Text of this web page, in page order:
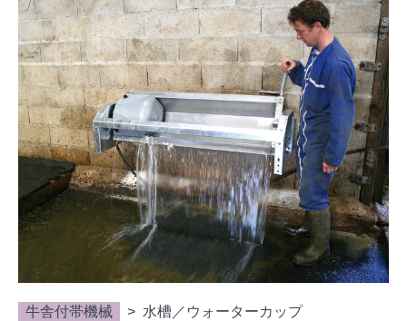
牛舎付帯機械 水槽／ウォーターカップ